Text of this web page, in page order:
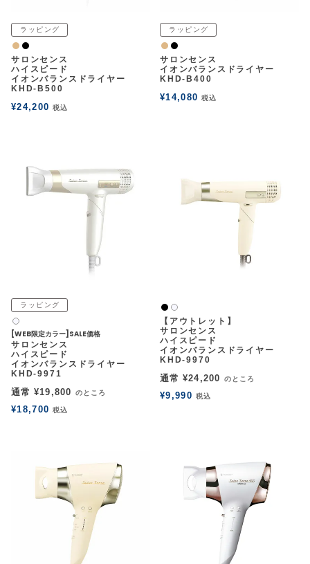
ラッピング
ナチュラル
黒
サロンセンス
ハイスピード
イオンバランスドライヤー
KHD-B500
¥24,200 税込
ラッピング
ナチュラル
黒
サロンセンス
イオンバランスドライヤー
KHD-B400
¥14,080 税込
ラッピング
白2
[WEB限定カラー]SALE価格
サロンセンス
ハイスピード
イオンバランスドライヤー
KHD-9971
通常 ¥19,800 のところ
¥18,700 税込
黒 白2
【アウトレット】
サロンセンス
ハイスピード
イオンバランスドライヤー
KHD-9970
通常 ¥24,200 のところ
¥9,990 税込